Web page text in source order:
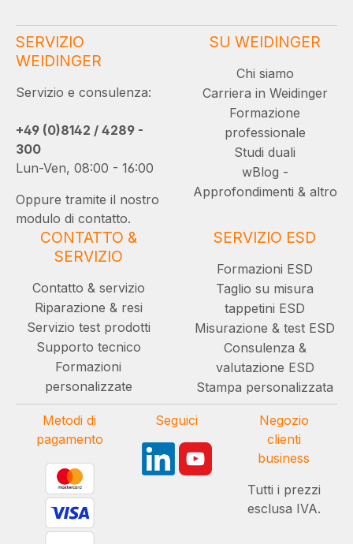
SERVIZIO
WEIDINGER
Servizio e consulenza:
+49 (0)8142 / 4289 -
300
Lun-Ven, 08:00 - 16:00
Oppure tramite il nostro
modulo di contatto.
SU WEIDINGER
Chi siamo
Carriera in Weidinger
Formazione
professionale
Studi duali
wBlog -
Approfondimenti & altro
CONTATTO &
SERVIZIO
Contatto & servizio
Riparazione & resi
Servizio test prodotti
Supporto tecnico
Formazioni
personalizzate
SERVIZIO ESD
Formazioni ESD
Taglio su misura
tappetini ESD
Misurazione & test ESD
Consulenza &
valutazione ESD
Stampa personalizzata
Metodi di
pagamento
Seguici
Negozio
clienti
business
Tutti i prezzi
esclusa IVA.